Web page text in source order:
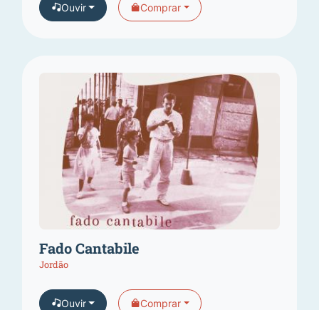
Ouvir Comprar
Fado Cantabile
Jordão
Ouvir Comprar